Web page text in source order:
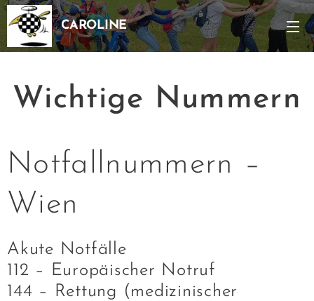
CAROLINE
Wichtige Nummern
Notfallnummern –
Wien
Akute Notfälle
112 – Europäischer Notruf
144 – Rettung (medizinischer